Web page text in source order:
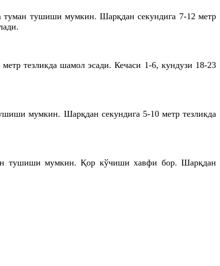
туман тушиши мумкин. Шарқдан секундига 7-12 метр
тезликда шамол эсади. Кечаси 1-6, кундузи 18-23
мумкин. Шарқдан секундига 5-10 метр тезликда
тушиши мумкин. Қор кўчиши хавфи бор. Шарқдан